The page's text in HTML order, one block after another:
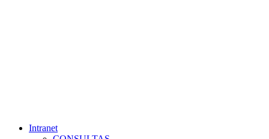
Intranet